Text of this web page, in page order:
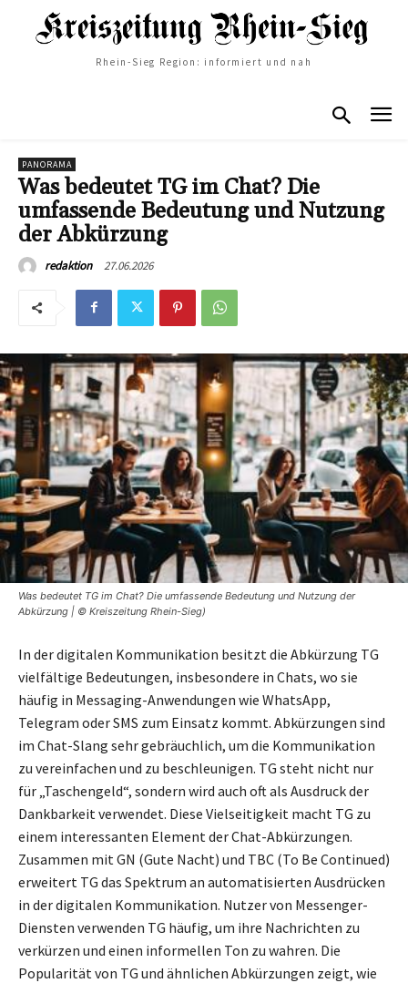
Rhein-Sieg Region: informiert und nah
PANORAMA
Was bedeutet TG im Chat? Die
umfassende Bedeutung und Nutzung
der Abkürzung
redaktion 27.06.2026
Was bedeutet TG im Chat? Die umfassende Bedeutung und Nutzung der
Abkürzung | © Kreiszeitung Rhein-Sieg)
In der digitalen Kommunikation besitzt die Abkürzung TG
vielfältige Bedeutungen, insbesondere in Chats, wo sie
häufig in Messaging-Anwendungen wie WhatsApp,
Telegram oder SMS zum Einsatz kommt. Abkürzungen sind
im Chat-Slang sehr gebräuchlich, um die Kommunikation
zu vereinfachen und zu beschleunigen. TG steht nicht nur
für „Taschengeld“, sondern wird auch oft als Ausdruck der
Dankbarkeit verwendet. Diese Vielseitigkeit macht TG zu
einem interessanten Element der Chat-Abkürzungen.
Zusammen mit GN (Gute Nacht) und TBC (To Be Continued)
erweitert TG das Spektrum an automatisierten Ausdrücken
in der digitalen Kommunikation. Nutzer von Messenger-
Diensten verwenden TG häufig, um ihre Nachrichten zu
verkürzen und einen informellen Ton zu wahren. Die
Popularität von TG und ähnlichen Abkürzungen zeigt, wie